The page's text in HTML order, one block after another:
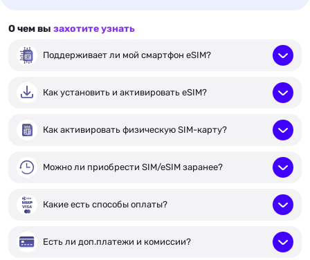
О чем вы захотите узнать
Поддерживает ли мой смартфон eSIM?
Как установить и активировать eSIM?
Как активировать физическую SIM-карту?
Можно ли приобрести SIM/eSIM заранее?
Какие есть способы оплаты?
Есть ли доп.платежи и комиссии?